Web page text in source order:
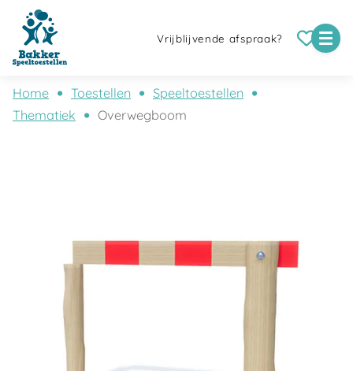
Vrijblijvende afspraak?
Home Toestellen
Speeltoestellen
Thematiek
Overwegboom